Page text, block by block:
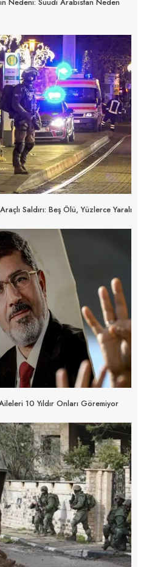
Saldırı: Beş Ölü, Yüzlerce Yaralı
10 Yıldır Onları Göremiyor